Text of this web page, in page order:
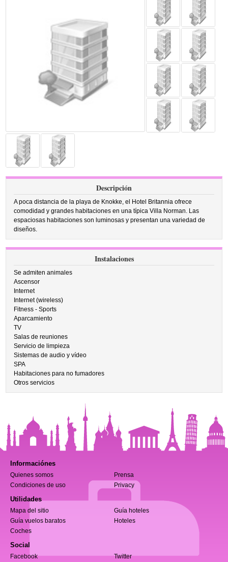
Descripción
A poca distancia de la playa de Knokke, el Hotel Britannia ofrece
comodidad y grandes habitaciones en una típica Villa Norman. Las
espaciosas habitaciones son luminosas y presentan una variedad de
diseños.
Instalaciones
Se admiten animales
Ascensor
Internet
Internet (wireless)
Fitness - Sports
Aparcamiento
TV
Salas de reuniones
Servicio de limpieza
Sistemas de audio y vídeo
SPA
Habitaciones para no fumadores
Otros servicios
Informaciónes
Quienes somos
Prensa
Condiciones de uso
Privacy
Utilidades
Mapa del sitio
Guía hoteles
Guía vuelos baratos
Hoteles
Coches
Social
Facebook Twitter